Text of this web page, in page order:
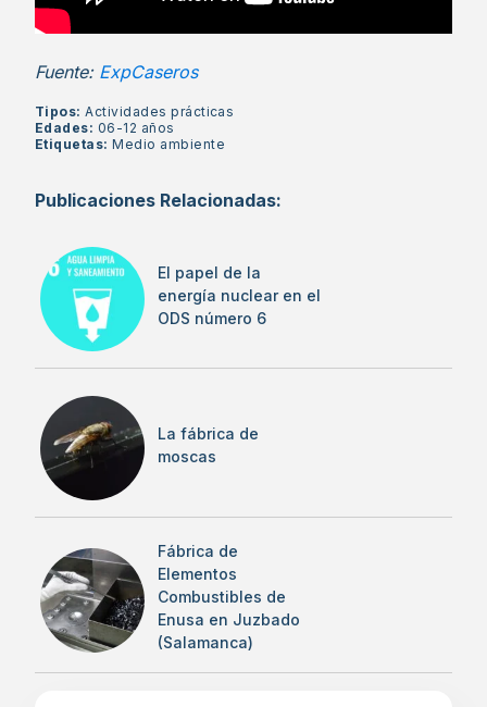
Fuente: ExpCaseros
Tipos:Actividades prácticas
Edades: 06-12 años
Etiquetas:Medio ambiente
Publicaciones Relacionadas:
El papel de la
energía nuclear en el
ODS número 6
La fábrica de
moscas
Fábrica de
Elementos
Combustibles de
Enusa en Juzbado
(Salamanca)